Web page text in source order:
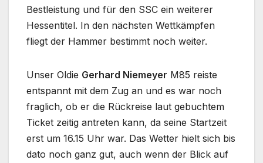
Bestleistung und für den SSC ein weiterer
Hessentitel. In den nächsten Wettkämpfen
fliegt der Hammer bestimmt noch weiter.
Unser Oldie Gerhard Niemeyer M85 reiste
entspannt mit dem Zug an und es war noch
fraglich, ob er die Rückreise laut gebuchtem
Ticket zeitig antreten kann, da seine Startzeit
erst um 16.15 Uhr war. Das Wetter hielt sich bis
dato noch ganz gut, auch wenn der Blick auf